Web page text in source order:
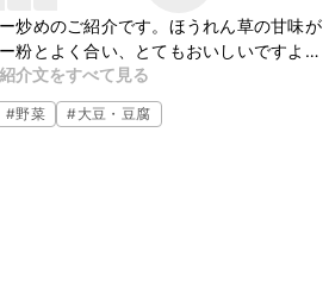
炒めのご紹介です。ほうれん草の甘味が
粉とよく合い、とてもおいしいですよ。
ので、あともう一品ほしい時にぜひお試
紹介文をすべて見る
#野菜 #大豆・豆腐